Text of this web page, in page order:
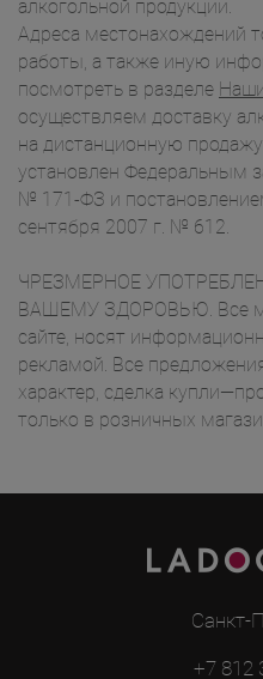
алкогольной продукции.
Адреса местонахождений
работы, а также иную
посмотреть в разделе
осуществляем доставку
на дистанционную
установлен Федеральным
№ 171-ФЗ и
сентября 2007 г. № 612.
ЧРЕЗМЕРНОЕ
ВАШЕМУ ЗДОРОВЬЮ. Все
сайте, носят
рекламой. Все
характер, сделка
только в розничных
Санкт-
+7 812